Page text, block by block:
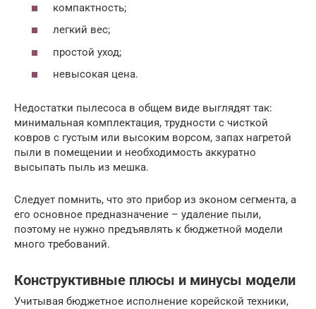
компактность;
легкий вес;
простой уход;
невысокая цена.
Недостатки пылесоса в общем виде выглядят так:
минимальная комплектация, трудности с чисткой
ковров с густым или высоким ворсом, запах нагретой
пыли в помещении и необходимость аккуратно
высыпать пыль из мешка.
Следует помнить, что это прибор из эконом сегмента, а
его основное предназначение – удаление пыли,
поэтому не нужно предъявлять к бюджетной модели
много требований.
Конструктивные плюсы и минусы модели
Учитывая бюджетное исполнение корейской техники,